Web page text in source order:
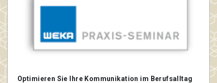
Optimieren Sie Ihre Kommunikation im Berufsalltag